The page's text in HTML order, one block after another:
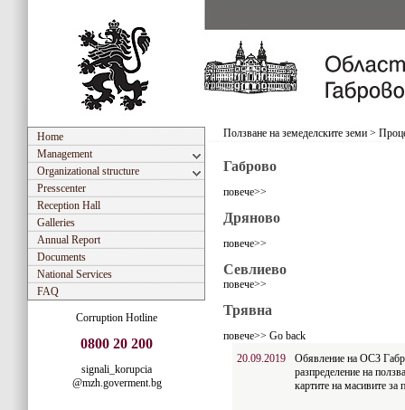
Home
Management
Organizational structure
Presscenter
Reception Hall
Galleries
Annual Report
Documents
National Services
FAQ
Corruption Hotline
0800 20 200
signali_korupcia
@mzh.goverment.bg
Ползване на земеделските земи >
Габрово
повече>>
Дряново
повече>>
Севлиево
повече>>
Трявна
повече>> Go back
20.09.2019
Обявление на ОСЗ
разпределение на
картите на масивите за